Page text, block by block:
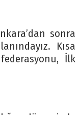
sonra
Kısa
İlk